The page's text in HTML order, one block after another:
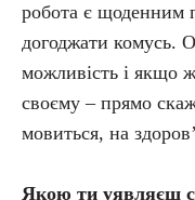
робота є щоденним
догоджати комусь.
можливість і якщо
своєму – прямо
мовиться, на
Якою ти уявляєш